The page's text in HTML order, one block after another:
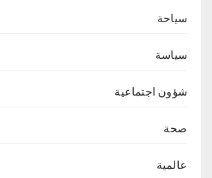
سياحة
سياسة
شؤون اجتماعية
صحة
عالمية